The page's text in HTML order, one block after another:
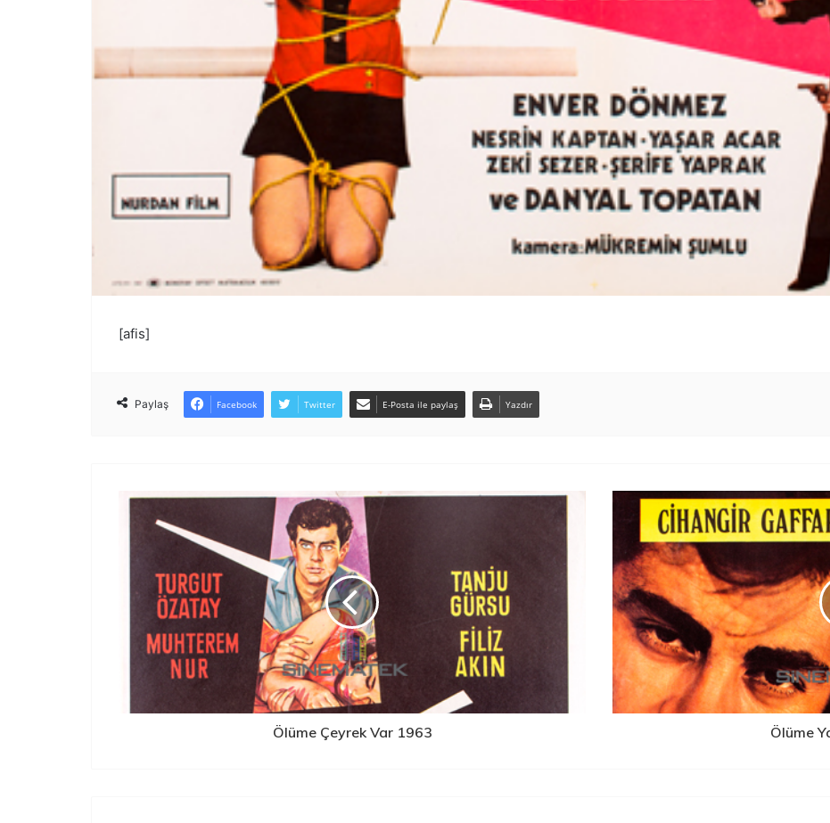
[afis]
Paylaş Facebook Twitter E-Posta ile paylaş Yazdır
Ölüme Çeyrek Var 1963 Ölüme